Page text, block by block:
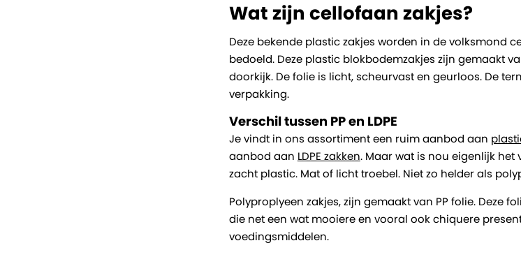
Wat zijn cellofaan zakjes?
Deze bekende plastic zakjes worden in de volksmond
bedoeld. Deze plastic blokbodemzakjes zijn gemaakt
doorkijk. De folie is licht, scheurvast en geurloos. De
verpakking.
Verschil tussen PP en LDPE
Je vindt in ons assortiment een ruim aanbod aan
aanbod aan LDPE zakken. Maar wat is nou eigenlijk het
zacht plastic. Mat of licht troebel. Niet zo helder als
Polyproplyeen zakjes, zijn gemaakt van PP folie. Deze
die net een wat mooiere en vooral ook chiquere
voedingsmiddelen.